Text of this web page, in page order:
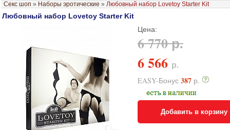
Секс шоп » Наборы эротические » Любовный набор Lovetoy Starter Kit
Любовный набор Lovetoy Starter Kit
Цена:
6 770 р.
6 566 р.
EASY-Бонус 387 р.
Добавить в корзину